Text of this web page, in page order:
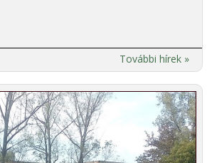
További hírek »